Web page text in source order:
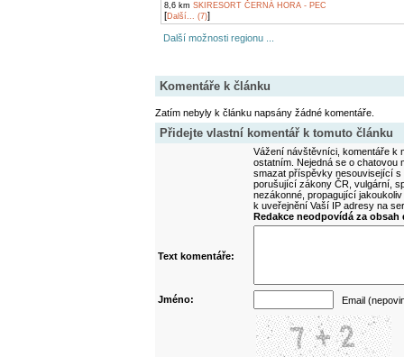
8,6 km SKIRESORT ČERNÁ HORA - PEC
[Další... (7)]
Další možnosti regionu ...
Komentáře k článku
Zatím nebyly k článku napsány žádné komentáře.
Přidejte vlastní komentář k tomuto článku
Vážení návštěvníci, komentáře k
ostatním. Nejedná se o
smazat příspěvky nesouvisející
porušující zákony ČR, vulgární,
nezákonné, propagující
k uveřejnění Vaší IP adresy na
Redakce neodpovídá za
Text komentáře:
Jméno: Email